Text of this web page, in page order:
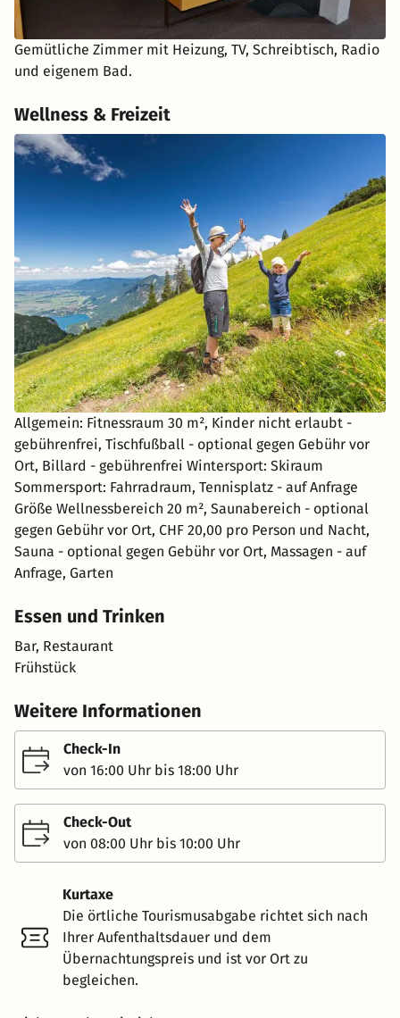
Gemütliche Zimmer mit Heizung, TV, Schreibtisch, Radio
und eigenem Bad.
Wellness & Freizeit
Allgemein: Fitnessraum 30 m², Kinder nicht erlaubt -
gebührenfrei, Tischfußball - optional gegen Gebühr vor
Ort, Billard - gebührenfrei Wintersport: Skiraum
Sommersport: Fahrradraum, Tennisplatz - auf Anfrage
Größe Wellnessbereich 20 m², Saunabereich - optional
gegen Gebühr vor Ort, CHF 20,00 pro Person und Nacht,
Sauna - optional gegen Gebühr vor Ort, Massagen - auf
Anfrage, Garten
Essen und Trinken
Bar, Restaurant
Frühstück
Weitere Informationen
Check-In
von 16:00 Uhr bis 18:00 Uhr
Check-Out
von 08:00 Uhr bis 10:00 Uhr
Kurtaxe
Die örtliche Tourismusabgabe richtet sich nach
Ihrer Aufenthaltsdauer und dem
Übernachtungspreis und ist vor Ort zu
begleichen.